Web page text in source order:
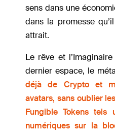
sens dans une
dans la promesse
attrait.
Le rêve et
dernier espace, le
déjà de Crypto et
avatars, sans oublier
Fungible Tokens tels
numériques sur la